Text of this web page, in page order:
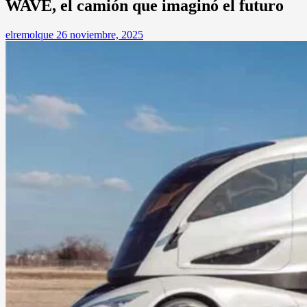
WAVE, el camión que imaginó el futuro
elremolque 26 noviembre, 2025